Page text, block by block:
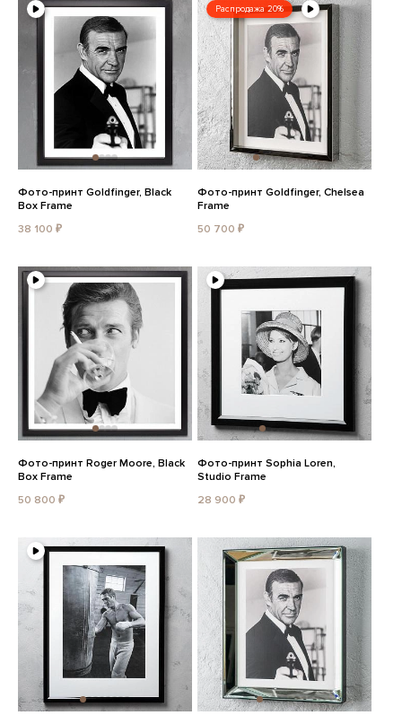
Фото-принт Goldfinger, Black
Box Frame
38 100 ₽
Распродажа 20%
Фото-принт Goldfinger, Chelsea
Frame
50 700 ₽
Фото-принт Roger Moore, Black
Box Frame
50 800 ₽
Фото-принт Sophia Loren,
Studio Frame
28 900 ₽